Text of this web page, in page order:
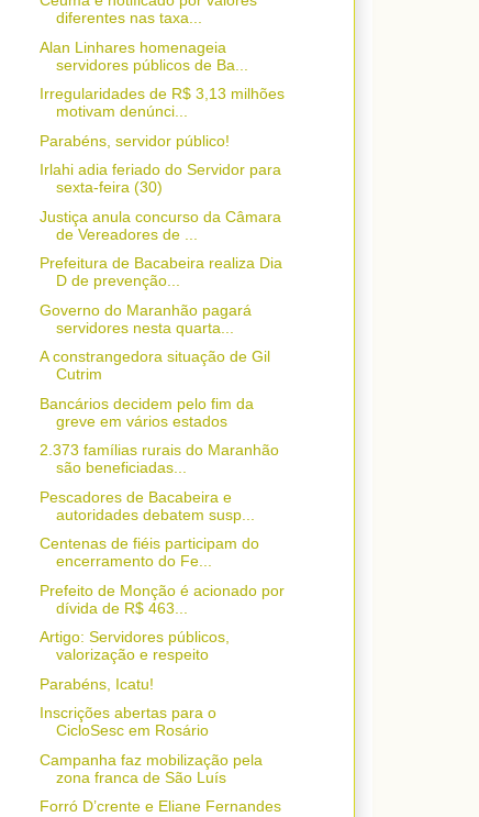
diferentes nas taxa...
Alan Linhares homenageia
servidores públicos de Ba...
Irregularidades de R$ 3,13 milhões
motivam denúnci...
Parabéns, servidor público!
Irlahi adia feriado do Servidor para
sexta-feira (30)
Justiça anula concurso da Câmara
de Vereadores de ...
Prefeitura de Bacabeira realiza Dia
D de prevenção...
Governo do Maranhão pagará
servidores nesta quarta...
A constrangedora situação de Gil
Cutrim
Bancários decidem pelo fim da
greve em vários estados
2.373 famílias rurais do Maranhão
são beneficiadas...
Pescadores de Bacabeira e
autoridades debatem susp...
Centenas de fiéis participam do
encerramento do Fe...
Prefeito de Monção é acionado por
dívida de R$ 463...
Artigo: Servidores públicos,
valorização e respeito
Parabéns, Icatu!
Inscrições abertas para o
CicloSesc em Rosário
Campanha faz mobilização pela
zona franca de São Luís
Forró D’crente e Eliane Fernandes